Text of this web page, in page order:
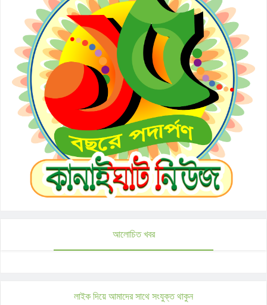
আলোচিত খবর
লাইক দিয়ে আমাদের সাথে সংযুক্ত থাকুন